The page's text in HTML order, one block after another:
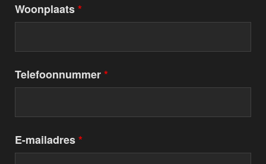
Woonplaats*
Telefoonnummer*
E-mailadres*